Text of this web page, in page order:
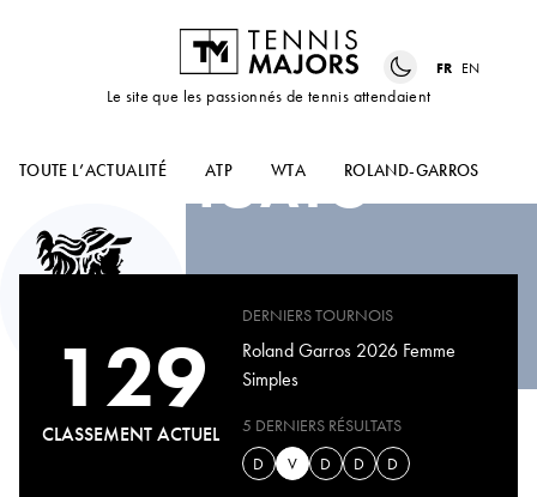
Le site que les passionnés de tennis attendaient
FR EN
TOUTE L’ACTUALITÉ ATP WTA ROLAND-GARROS
PIGATO
129
CLASSEMENT ACTUEL
DERNIERS TOURNOIS
Roland Garros 2026 Femme
Simples
5 DERNIERS RÉSULTATS
D
V D D D